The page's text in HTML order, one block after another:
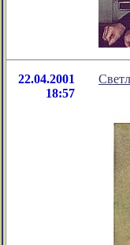
22.04.2001
18:57